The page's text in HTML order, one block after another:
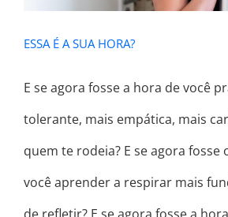
ESSA É A SUA HORA?
E se agora fosse a hora de você
tolerante, mais empática, mais
quem te rodeia? E se agora
você aprender a respirar mais